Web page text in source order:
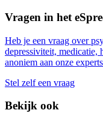
Vragen in het
Heb je een vraag over
depressiviteit, medicatie,
anoniem aan onze
Stel zelf een vraag
Bekijk ook